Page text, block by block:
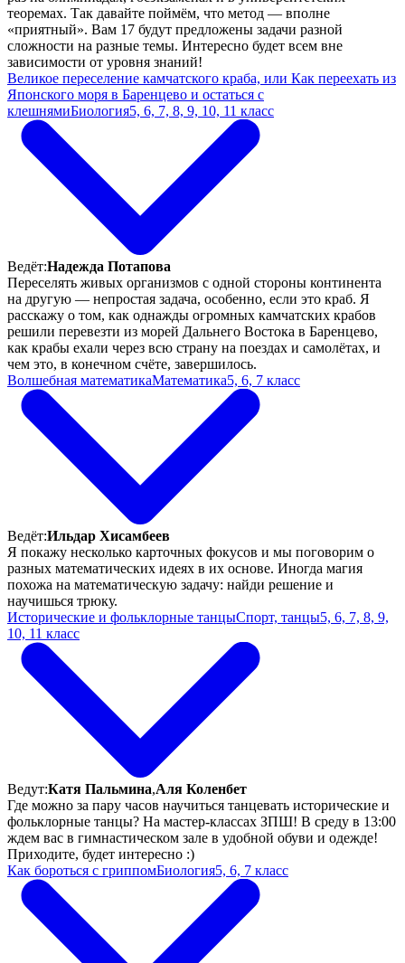
теоремах. Так давайте поймём, что метод — вполне
«приятный». Вам 17 будут предложены задачи разной
сложности на разные темы. Интересно будет всем вне
зависимости от уровня знаний!
Великое переселение камчатского краба, или Как переехать из
Японского моря в Баренцево и остаться с
клешнямиБиология5, 6, 7, 8, 9, 10, 11 класс
Ведёт:Надежда Потапова
Переселять живых организмов с одной стороны континента
на другую — непростая задача, особенно, если это краб. Я
расскажу о том, как однажды огромных камчатских крабов
решили перевезти из морей Дальнего Востока в Баренцево,
как крабы ехали через всю страну на поездах и самолётах, и
чем это, в конечном счёте, завершилось.
Волшебная математикаМатематика5, 6, 7 класс
Ведёт:Ильдар Хисамбеев
Я покажу несколько карточных фокусов и мы поговорим о
разных математических идеях в их основе. Иногда магия
похожа на математическую задачу: найди решение и
научишься трюку.
Исторические и фольклорные танцыСпорт, танцы5, 6, 7, 8, 9,
10, 11 класс
Ведут:Катя Пальмина,Аля Коленбет
Где можно за пару часов научиться танцевать исторические и
фольклорные танцы? На мастер-классах ЗПШ! В среду в 13:00
ждем вас в гимнастическом зале в удобной обуви и одежде!
Приходите, будет интересно :)
Как бороться с гриппомБиология5, 6, 7 класс